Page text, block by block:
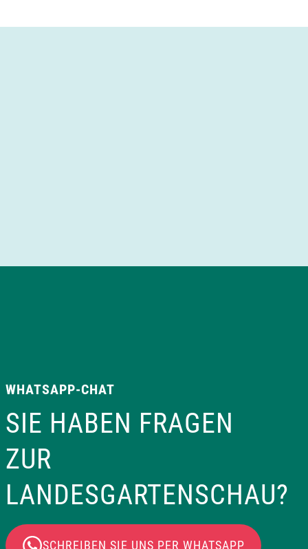
WHATSAPP-CHAT
SIE HABEN FRAGEN
ZUR
LANDESGARTENSCHAU?
SCHREIBEN SIE UNS PER WHATSAPP